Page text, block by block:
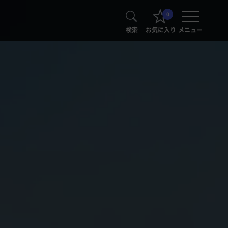
検索
0
お気に入り メニュー